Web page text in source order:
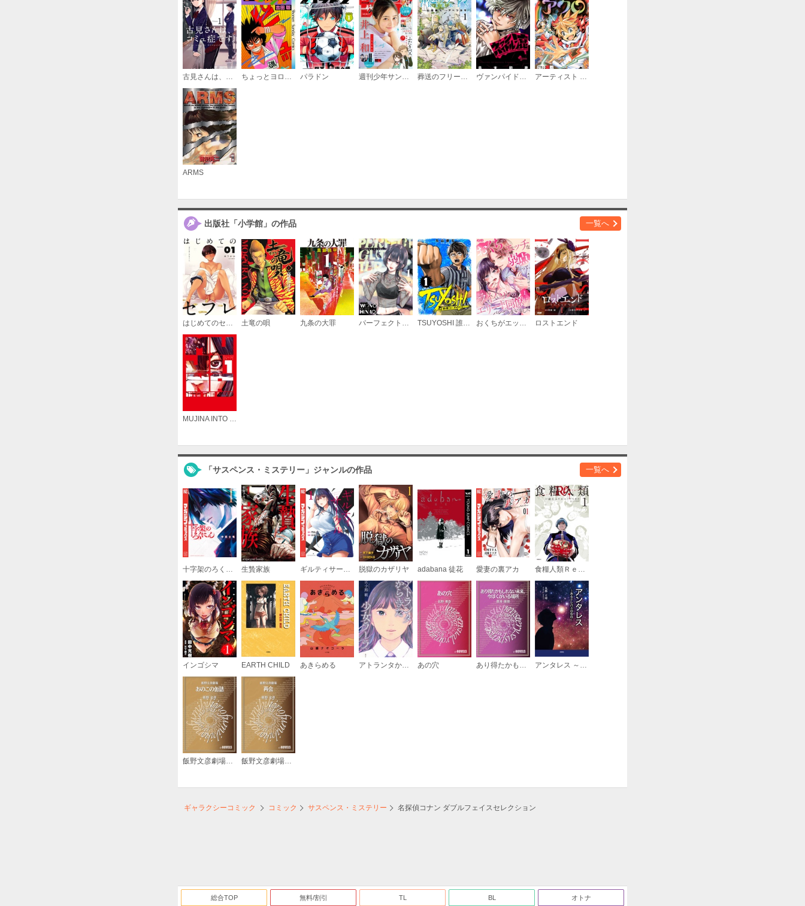
古見さんは、コミュ症です。 ちょっとヨロシク！ パラドン 週刊少年サンデー 葬送のフリーレン ヴァンパイドル滾 アーティスト アクロ
ARMS
出版社「小学館」の作品 一覧へ
はじめてのセフレ【単話】 土竜の唄 九条の大罪 パーフェクトグリッター TSUYOSHI 誰も勝てない、アイツには おくちがエッチな弱点だって、ライバルのエリート同僚にバレてしまいました ロストエンド
MUJINA INTO THE DEEP
「サスペンス・ミステリー」ジャンルの作品 一覧へ
十字架のろくにん 生贄家族 ギルティサークル 脱獄のカザリヤ adabana 徒花 愛妻の裏アカ 食糧人類Ｒｅ： －Ｓｔａｒｖｉｎｇ Ｒｅ：ｖｅｌａｔｉｏｎ－
インゴシマ EARTH CHILD あきらめる アトランタからきた少女ラーラ あの穴 あり得たかもしれない未来、今ぼくがいる場所 アンタレス ～あるテレパスの告白～
飯野文彦劇場 おのこの缶詰 飯野文彦劇場 再会
ギャラクシーコミック コミック サスペンス・ミステリー 名探偵コナン ダブルフェイスセレクション
総合TOP 無料/割引 TL BL オトナ